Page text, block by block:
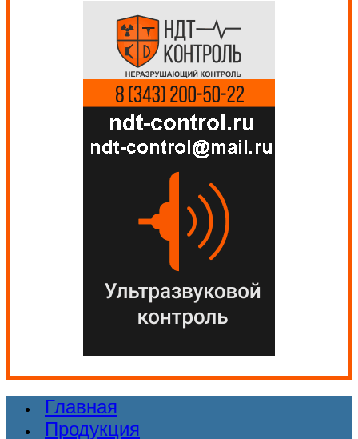
Главная
Продукция